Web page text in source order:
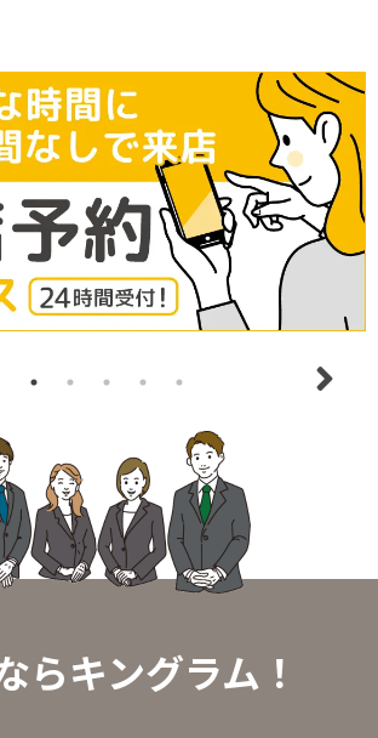
らキングラム！